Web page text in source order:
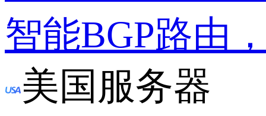
智能BGP路由
美国服务器